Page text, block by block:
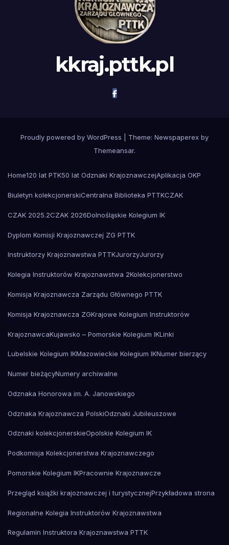
kkraj.pttk.pl
Proudly powered by WordPress
Theme: Newspaperex by
Themeansar.
Home120 lat PTK50 lat Odznaki KrajoznawczejAplikacja OKP
Biuletyn kolekcjonerskiCentralna Biblioteka PTTKCZAK
CZAK 2025.2CZAK 2026Dolnośląskie Kolegium IK
Dyplom Komisji Krajoznawczej ZG PTTK
Instruktorzy Krajoznawstwa PTTKJurorzyJurorzy
Kolegia Instruktorów Krajoznawstwa 2Kolekcjonerstwo
Komisja Krajoznawcza Zarządu Głównego PTTK
Komisja Krajoznawcza ZGKrajowe Kolegium Instruktorów
KrajoznawcaKujawsko – Pomorskie Kolegium IKLinki
Lubelskie Kolegium IKMazowieckie Kolegium IKNumer bierzący
Numer bieżącyNumery archiwalne
Odznaka Honorowa im. A. Janowskiego
Odznaka Krajoznawcza PolskiOdznaki Jubileuszowe
Odznaki kolekcjonerskieOpolskie Kolegium IK
Podkomisja Kolekcjonerstwa Krajoznawczego
Pomorskie Kolegium IKPracownie Krajoznawcze
Przegląd książki krajoznawczej i turystycznejPrzykładowa strona
Regionalne Kolegia Instruktorów Krajoznawstwa
Regulamin Instruktora Krajoznawstwa PTTK